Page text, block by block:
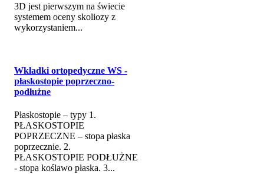
3D jest pierwszym na świecie
systemem oceny skoliozy z
wykorzystaniem...
Wkładki ortopedyczne WS -
płaskostopie poprzeczno-
podłużne
Płaskostopie – typy 1.
PŁASKOSTOPIE
POPRZECZNE – stopa płaska
poprzecznie. 2.
PŁASKOSTOPIE PODŁUŻNE
- stopa koślawo płaska. 3...